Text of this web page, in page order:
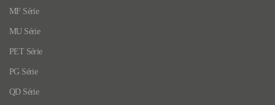
MF Série
MU Série
PET Série
PG Série
QD Série